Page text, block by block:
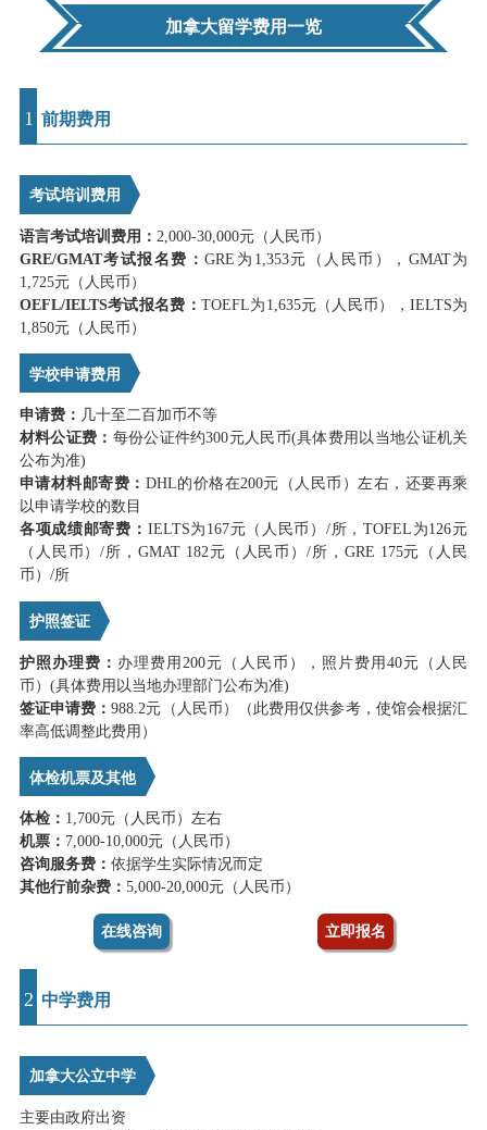
加拿大留学费用一览
1 前期费用
考试培训费用
语言考试培训费用： 2,000-30,000元（人民币）
GRE/GMAT考试报名费：GRE为1,353元（人民币），GMAT为
1,725元（人民币）
OEFL/IELTS考试报名费： TOEFL为1,635元（人民币），IELTS为
1,850元（人民币）
学校申请费用
申请费： 几十至二百加币不等
材料公证费： 每份公证件约300元人民币(具体费用以当地公证机关
公布为准)
申请材料邮寄费： DHL的价格在200元（人民币）左右，还要再乘
以申请学校的数目
各项成绩邮寄费： IELTS为167元（人民币）/所，TOFEL为126元
（人民币）/所，GMAT 182元（人民币）/所，GRE 175元（人民
币）/所
护照签证
护照办理费： 办理费用200元（人民币），照片费用40元（人民
币）(具体费用以当地办理部门公布为准)
签证申请费：988.2元（人民币）（此费用仅供参考，使馆会根据汇
率高低调整此费用）
体检机票及其他
体检： 1,700元（人民币）左右
机票： 7,000-10,000元（人民币）
咨询服务费： 依据学生实际情况而定
其他行前杂费： 5,000-20,000元（人民币）
在线咨询 立即报名
2 中学费用
加拿大公立中学
主要由政府出资